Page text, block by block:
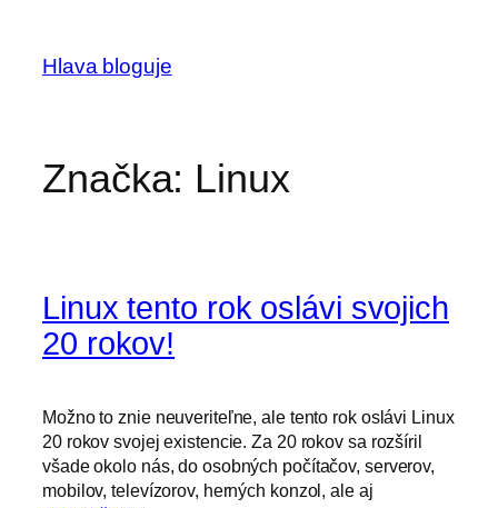
obsahHlava bloguje
Značka: Linux
Linux tento rok oslávi svojich
20 rokov!
Možno to znie neuveriteľne, ale tento rok oslávi Linux
20 rokov svojej existencie. Za 20 rokov sa rozšíril
všade okolo nás, do osobných počítačov, serverov,
mobilov, televízorov, herných konzol, ale aj